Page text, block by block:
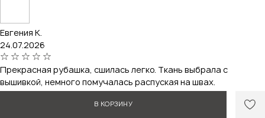
В КОРЗИНУ
Евгения К.
24.07.2026
Прекрасная рубашка, сшилась легко. Ткань выбрала с
вышивкой, немного помучалась распуская на швах.